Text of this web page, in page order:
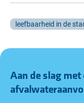
leefbaarheid in de
Aan de slag